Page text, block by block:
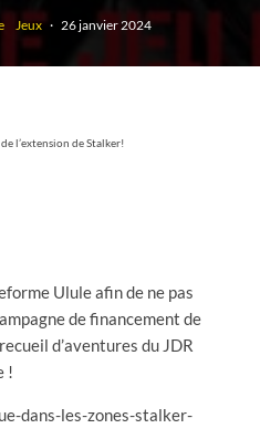
Jeux · 26 janvier 2024
l’extension de Stalker!
Ulule afin de ne pas
de financement de
d’aventures du JDR
!
dans-les-zones-stalker-